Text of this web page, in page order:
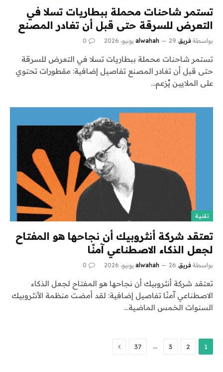
تستمر شاحنات محملة ببطاريات تسلا في
التعرض للسرقة حتى قبل أن تغادر المصنع
بواسطة فريق alwahah 29 يونيو، 2026 0
تستمر شاحنات محملة ببطاريات تسلا في التعرض للسرقة
حتى قبل أن تغادر المصنع تفاصيل إضافية: مقطورات تحتوي
على الملايين يُزعم…
تقنية
تعتقد شركة أنثروبيك أن نجاحها هو المفتاح
لجعل الذكاء الاصطناعي آمنًا
بواسطة فريق alwahah 26 يونيو، 2026 0
تعتقد شركة أنثروبيك أن نجاحها هو المفتاح لجعل الذكاء
الاصطناعي آمنًا تفاصيل إضافية: لقد أمضت منظمة الأنثروبيك
السنوات الخمس الماضية…
1
2
3
…
37 التالي